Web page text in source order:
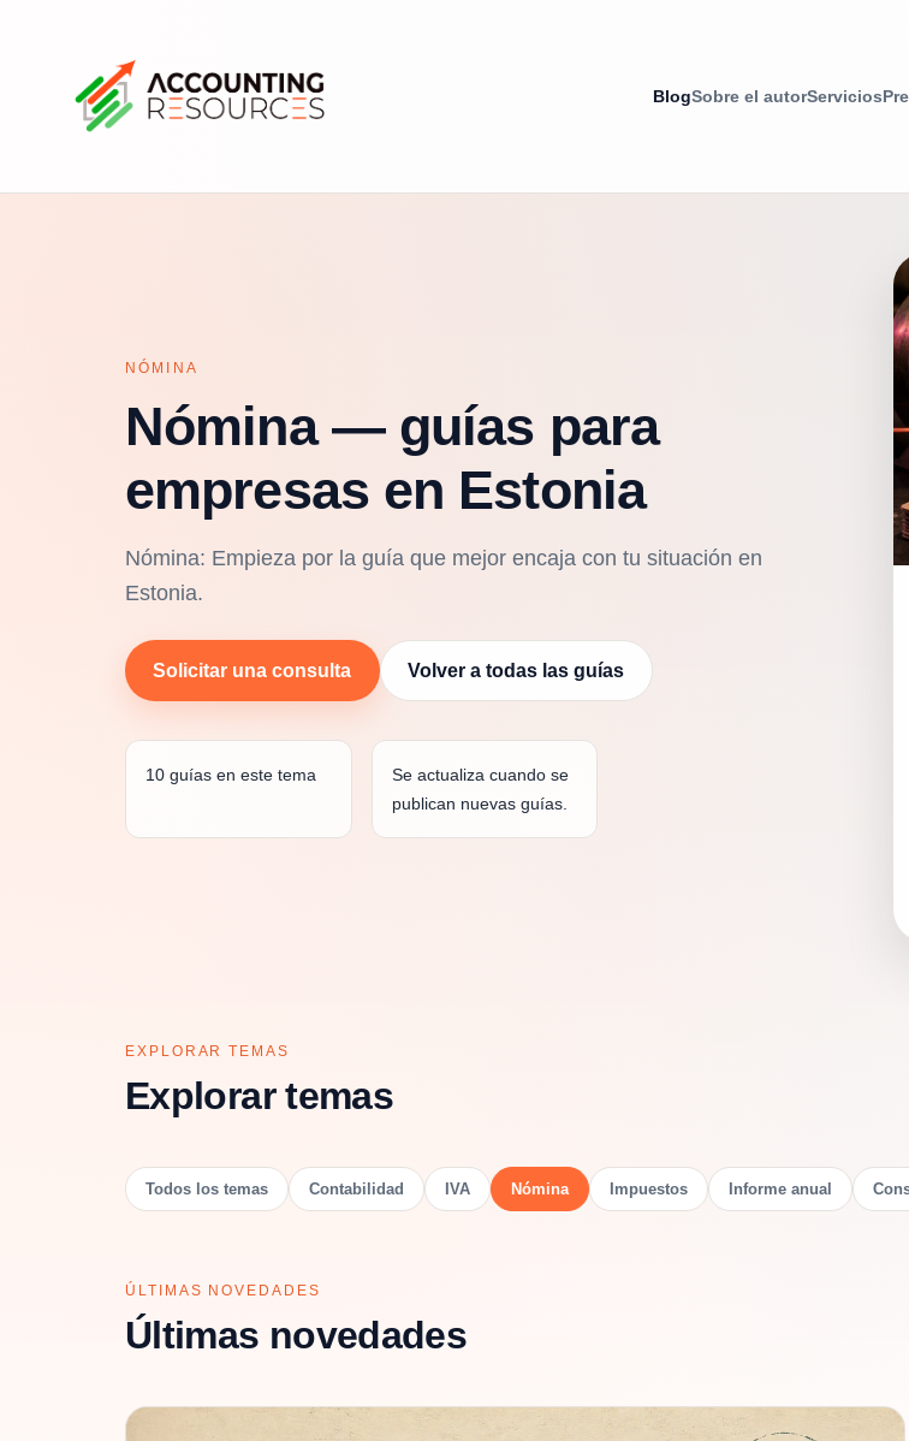
BlogSobre el autorServicios
NÓMINA
Nómina — guías para
empresas en Estonia
Nómina: Empieza por la guía que mejor encaja con tu situación en
Estonia.
Solicitar una consulta Volver a todas las guías
10 guías en este tema
Se actualiza cuando se
publican nuevas guías.
EXPLORAR TEMAS
Explorar temas
Todos los temas Contabilidad IVA Nómina Impuestos Informe anual
ÚLTIMAS NOVEDADES
Últimas novedades